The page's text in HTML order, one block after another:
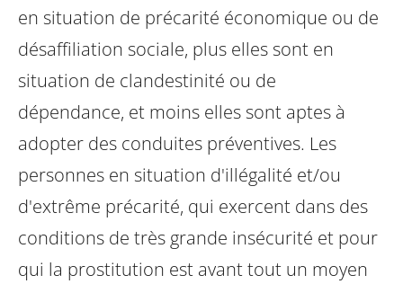
en situation de précarité économique ou de
désaffiliation sociale, plus elles sont en
situation de clandestinité ou de
dépendance, et moins elles sont aptes à
adopter des conduites préventives. Les
personnes en situation d'illégalité et/ou
d'extrême précarité, qui exercent dans des
conditions de très grande insécurité et pour
qui la prostitution est avant tout un moyen